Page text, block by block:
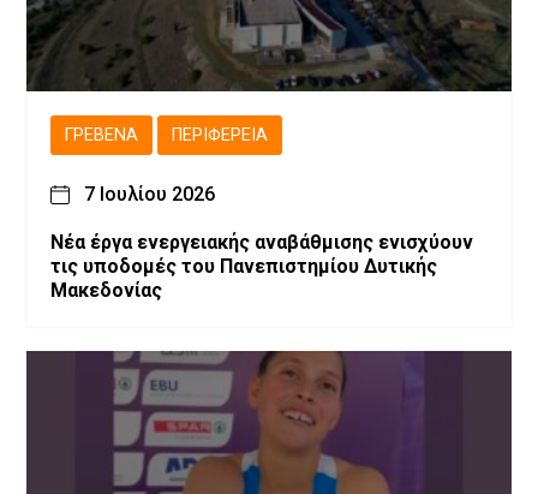
ΓΡΕΒΕΝΆ ΠΕΡΙΦΈΡΕΙΑ
7 Ιουλίου 2026
Νέα έργα ενεργειακής αναβάθμισης ενισχύουν
τις υποδομές του Πανεπιστημίου Δυτικής
Μακεδονίας